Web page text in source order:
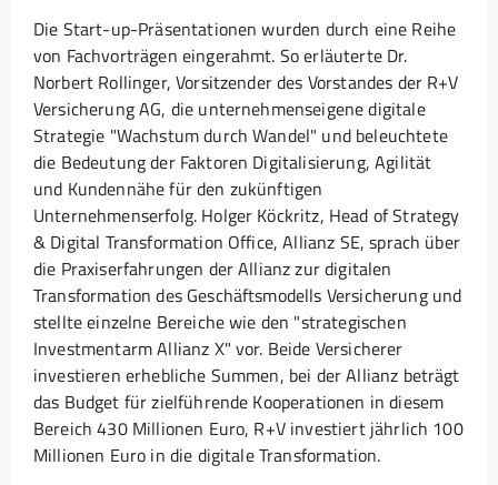
Die Start-up-Präsentationen wurden durch eine Reihe
von Fachvorträgen eingerahmt. So erläuterte Dr.
Norbert Rollinger, Vorsitzender des Vorstandes der R+V
Versicherung AG, die unternehmenseigene digitale
Strategie "Wachstum durch Wandel" und beleuchtete
die Bedeutung der Faktoren Digitalisierung, Agilität
und Kundennähe für den zukünftigen
Unternehmenserfolg. Holger Köckritz, Head of Strategy
& Digital Transformation Office, Allianz SE, sprach über
die Praxiserfahrungen der Allianz zur digitalen
Transformation des Geschäftsmodells Versicherung und
stellte einzelne Bereiche wie den "strategischen
Investmentarm Allianz X" vor. Beide Versicherer
investieren erhebliche Summen, bei der Allianz beträgt
das Budget für zielführende Kooperationen in diesem
Bereich 430 Millionen Euro, R+V investiert jährlich 100
Millionen Euro in die digitale Transformation.